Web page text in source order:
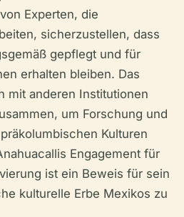
Experten, die
sicherzustellen, dass
gepflegt und für
erhalten bleiben. Das
mit anderen Institutionen
um Forschung und
Kulturen
Engagement für
ist ein Beweis für sein
kulturelle Erbe Mexikos zu